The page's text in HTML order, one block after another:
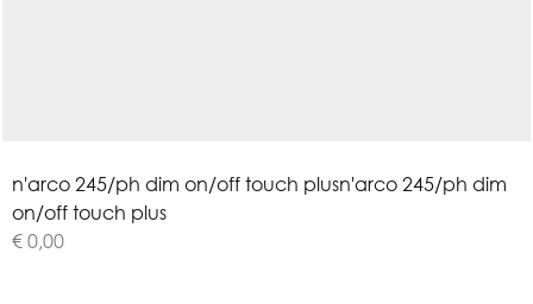
n'arco 245/ph dim on/off touch plusn'arco 245/ph dim
on/off touch plus
€ 0,00